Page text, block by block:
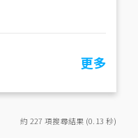
更多
約 227 項搜尋結果 (0.13 秒)